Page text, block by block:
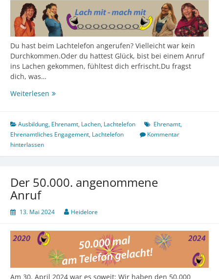
Länder
auf
Du hast beim Lachtelefon angerufen? Vielleicht war kein
Durchkommen.Oder du hattest Glück, bist bei einem Anruf
ins Lachen gekommen, fühltest dich erfrischt.Du fragst
dich, was…
Weiterlesen Lach
mach
mit
Ausbildung, Ehrenamt, Lachen, Lachtelefon Ehrenamt,
Ehrenamtliches Engagement, Lachtelefon
Kommentar
hinterlassen
Der 50.000. angenommene
Anruf
13. Mai 2024 Heidelore
Am 30. April 2024 war es soweit: Wir haben den 50.000